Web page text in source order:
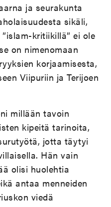
ja seurakunta
sikäli,
kritiikillä” ei ole
on nimenomaan
korjaamisesta,
Viipuriin ja Terijoen
millään tavoin
kipeitä tarinoita,
jotta täytyi
Hän vain
olisi huolehtia
antaa menneiden
viedä